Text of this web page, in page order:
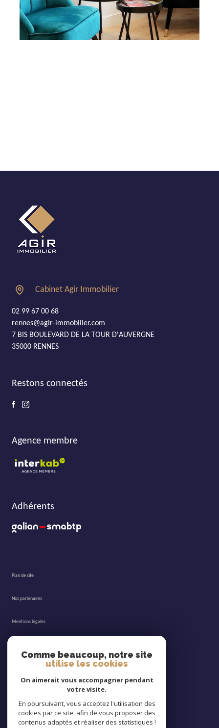
Cabinet Agir Immobilier
02 99 67 00 68
rennes@agir-immobilier.com
7 BIS BOULEVARD DE LA TOUR D'AUVERGNE
35000 RENNES
Restons connectés
Agence membre
Adhérents
plan de site
nos partenaires
mentions légales
cookies
Comme beaucoup, notre site
utilise les cookies
On aimerait vous accompagner pendant
votre visite.
En poursuivant, vous acceptez l'utilisation des
cookies par ce site, afin de vous proposer des
contenus adaptés et réaliser des statistiques !